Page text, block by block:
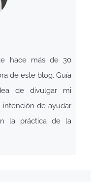
hace más de 30
de este blog. Guía
de divulgar mi
intención de ayudar
la práctica de la